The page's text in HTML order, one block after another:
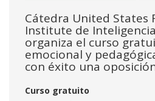
Cátedra United States
Institute de
organiza el curso
emocional y
con éxito una
Curso gratuito